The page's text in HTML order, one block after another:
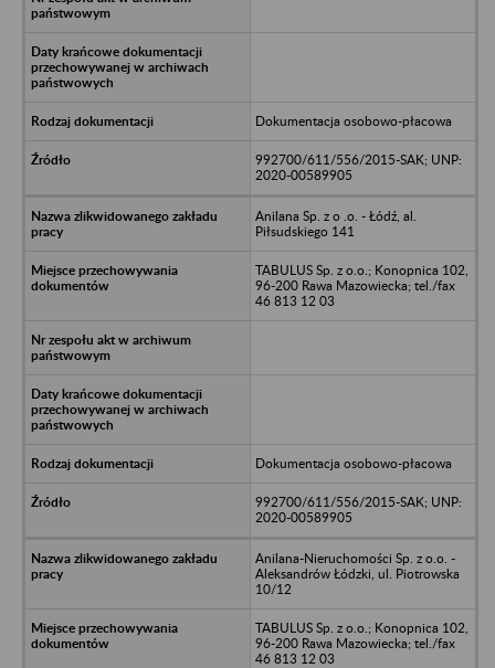
Dokumentacja osobowo-płacowa
992700/611/556/2015-SAK; UNP:
2020-00589905
Anilana Sp. z o .o. - Łódź, al.
Piłsudskiego 141
TABULUS Sp. z o.o.; Konopnica 102,
96-200 Rawa Mazowiecka; tel./fax
46 813 12 03
Dokumentacja osobowo-płacowa
992700/611/556/2015-SAK; UNP:
2020-00589905
Anilana-Nieruchomości Sp. z o.o. -
Aleksandrów Łódzki, ul. Piotrowska
10/12
TABULUS Sp. z o.o.; Konopnica 102,
96-200 Rawa Mazowiecka; tel./fax
46 813 12 03